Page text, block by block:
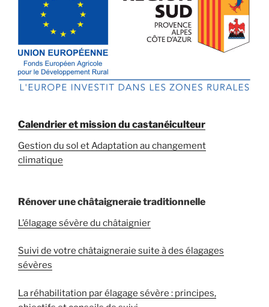
Calendrier et mission du castanéiculteur
Gestion du sol et Adaptation au changement
climatique
Rénover une châtaigneraie traditionnelle
L’élagage sévère du châtaignier
Suivi de votre châtaigneraie suite à des élagages
sévères
La réhabilitation par élagage sévère : principes,